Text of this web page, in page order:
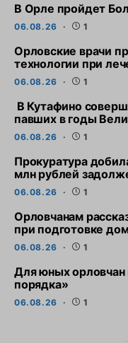
В Орле пройдет
06.08.26 1
Орловские врачи
технологии при
06.08.26 1
В Кутафино
павших в годы
06.08.26 1
Прокуратура
млн рублей
06.08.26 1
Орловчанам
при подготовке
06.08.26 1
Для юных
порядка»
06.08.26 1